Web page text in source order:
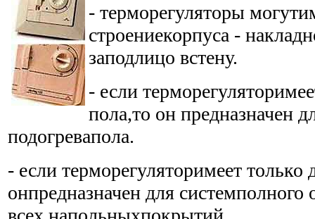
- терморегуляторы
строениекорпуса -
заподлицо встену.
- если
пола,то он предназначен
подогревапола.
- если терморегуляторимеет только
онпредназначен для системполного